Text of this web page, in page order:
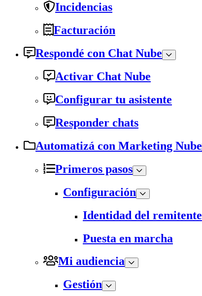
Incidencias
Facturación
Respondé con Chat Nube
Activar Chat Nube
Configurar tu asistente
Responder chats
Automatizá con Marketing Nube
Primeros pasos
Configuración
Identidad del remitente
Puesta en marcha
Mi audiencia
Gestión